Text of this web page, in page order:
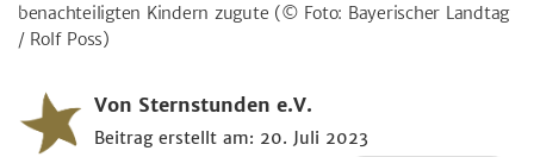
benachteiligten Kindern zugute (© Foto: Bayerischer Landtag
/ Rolf Poss)
Von Sternstunden e.V.
Beitrag erstellt am: 20. Juli 2023